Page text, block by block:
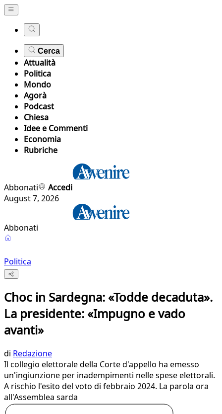
Cerca
Attualità
Politica
Mondo
Agorà
Podcast
Chiesa
Idee e Commenti
Economia
Rubriche
Abbonati
Accedi
August 7, 2026
Abbonati
Politica
Choc in Sardegna: «Todde decaduta».
La presidente: «Impugno e vado
avanti»
di Redazione
Il collegio elettorale della Corte d'appello ha emesso
un'ingiunzione per inadempimenti nelle spese elettorali.
A rischio l'esito del voto di febbraio 2024. La parola ora
all'Assemblea sarda